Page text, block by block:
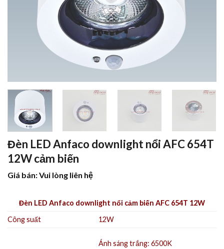
Đèn LED Anfaco downlight nổi AFC 654T
12W cảm biến
Giá bán: Vui lòng liên hệ
Đèn LED Anfaco downlight nổi cảm biến AFC 654T 12W
Công suất
12W
Ánh sáng trắng: 6500K